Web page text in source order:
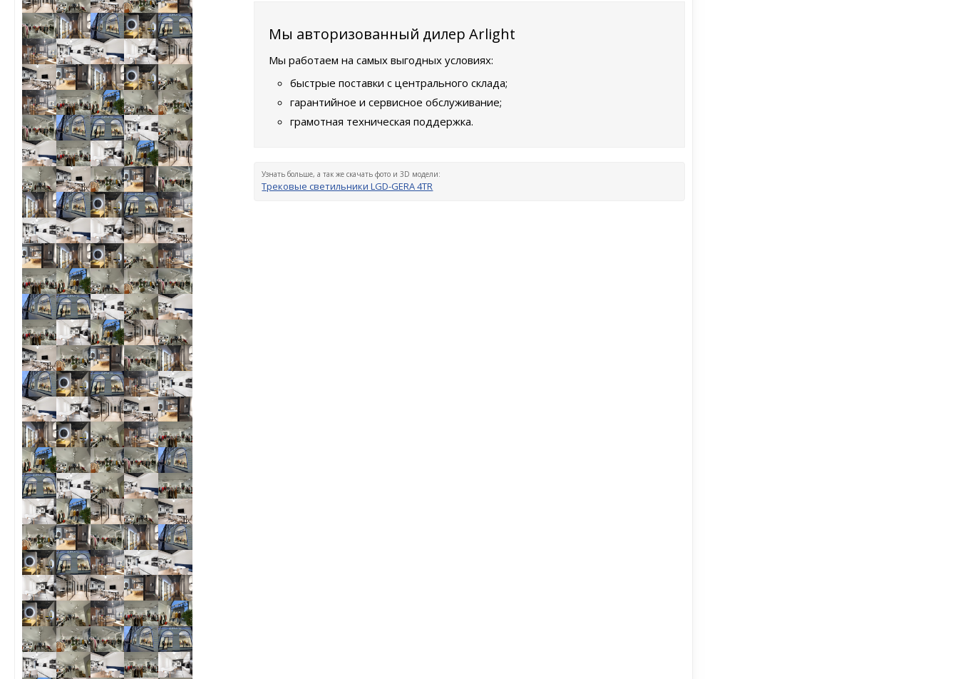
Мы авторизованный дилер Arlight
Мы работаем на самых выгодных условиях:
быстрые поставки с центрального склада;
гарантийное и сервисное обслуживание;
грамотная техническая поддержка.
Узнать больше, а так же скачать фото и 3D модели:
Трековые светильники LGD-GERA 4TR